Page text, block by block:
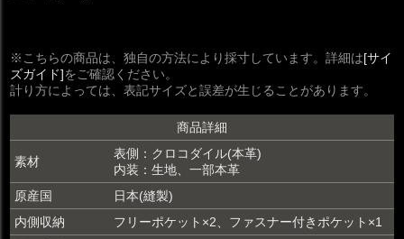
※こちらの商品は、独自の方法により採寸しています。詳細は[サイ
ズガイド]をご確認ください。
計り方によっては、表記サイズと誤差が生じることがあります。
商品詳細
素材
表側：クロコダイル(本革)
内装：生地、一部本革
原産国
日本(縫製)
内側収納
フリーポケット×2、ファスナー付きポケット×1